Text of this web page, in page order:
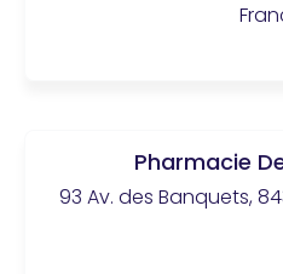
Pharmacie
93 Av. des Banquets,